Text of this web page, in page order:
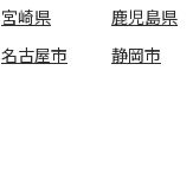
宮崎県 鹿児島県
名古屋市 静岡市